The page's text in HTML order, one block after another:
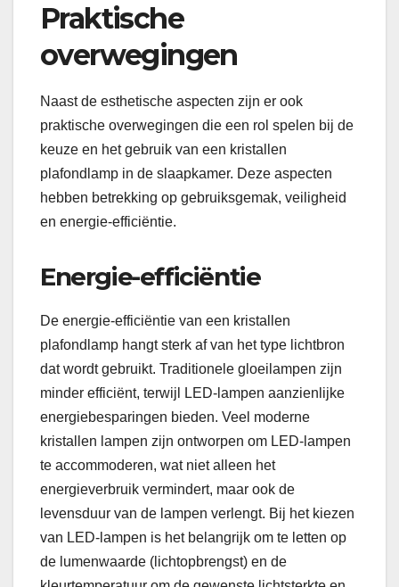
Praktische
overwegingen
Naast de esthetische aspecten zijn er ook
praktische overwegingen die een rol spelen bij de
keuze en het gebruik van een kristallen
plafondlamp in de slaapkamer. Deze aspecten
hebben betrekking op gebruiksgemak, veiligheid
en energie-efficiëntie.
Energie-efficiëntie
De energie-efficiëntie van een kristallen
plafondlamp hangt sterk af van het type lichtbron
dat wordt gebruikt. Traditionele gloeilampen zijn
minder efficiënt, terwijl LED-lampen aanzienlijke
energiebesparingen bieden. Veel moderne
kristallen lampen zijn ontworpen om LED-lampen
te accommoderen, wat niet alleen het
energieverbruik vermindert, maar ook de
levensduur van de lampen verlengt. Bij het kiezen
van LED-lampen is het belangrijk om te letten op
de lumenwaarde (lichtopbrengst) en de